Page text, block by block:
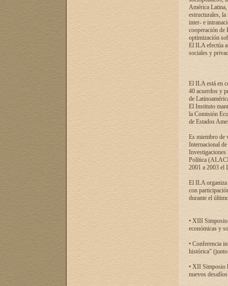
América Latina,
estructurales,
inter- e
cooperación de
optimización
El ILA efectúa
sociales y
El ILA está en
40 acuerdos y
de
El Instituto
la Comisión
de Estados
Es miembro de
Internacional
Investigaciones
Política
2001 a 2003 el
El ILA organiza
con
durante el
• XIII Simposio
económicas y
• Conferencia
histórica”
• XII Simposio
nuevos